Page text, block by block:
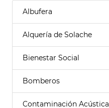
Albufera
Alquería de Solache
Bienestar Social
Bomberos
Contaminación Acústica